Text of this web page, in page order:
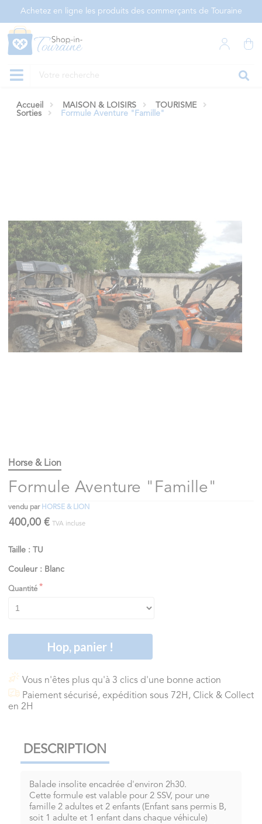
Achetez en ligne les produits des commerçants de Touraine
Accueil MAISON & LOISIRS
TOURISME
Sorties
Formule Aventure "Famille"
Horse & Lion
Formule Aventure "Famille"
vendu par HORSE & LION
400,00 € TVA incluse
Taille : TU
Couleur : Blanc
Quantité
Hop, panier !
Vous n'êtes plus qu'à 3 clics d'une bonne action
Paiement sécurisé, expédition sous 72H, Click & Collect
en 2H
DESCRIPTION
Balade insolite encadrée d'environ 2h30.
Cette formule est valable pour 2 SSV, pour une
famille 2 adultes et 2 enfants (Enfant sans permis B,
soit 1 adulte et 1 enfant dans chaque véhicule)
Panneau de gestion des cookies